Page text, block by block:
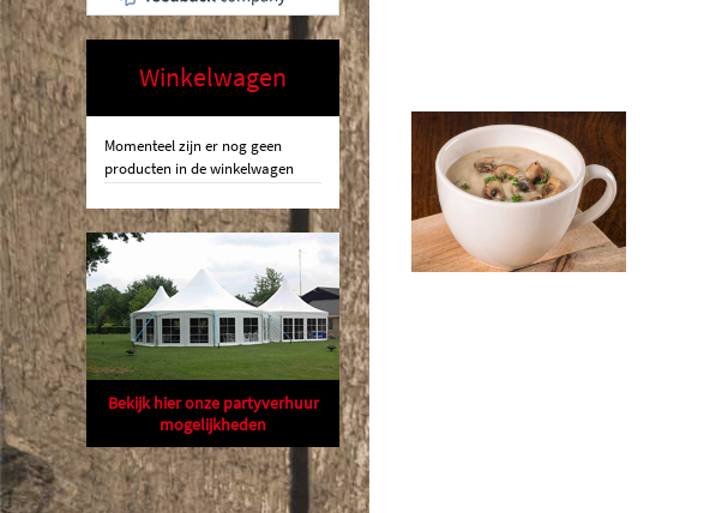
Winkelwagen
Momenteel zijn er nog geen
producten in de winkelwagen
Bekijk hier onze partyverhuur
mogelijkheden